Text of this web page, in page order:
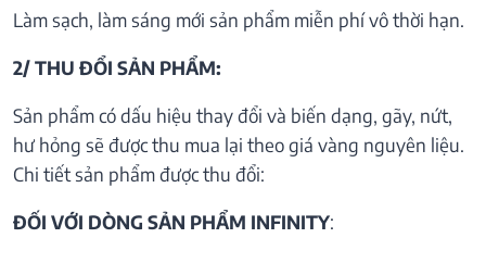
Làm sạch, làm sáng mới sản phẩm miễn phí vô thời hạn.
2/ THU ĐỔI SẢN PHẨM:
Sản phẩm có dấu hiệu thay đổi và biến dạng, gãy, nứt,
hư hỏng sẽ được thu mua lại theo giá vàng nguyên liệu.
Chi tiết sản phẩm được thu đổi:
ĐỐI VỚI DÒNG SẢN PHẨM INFINITY: